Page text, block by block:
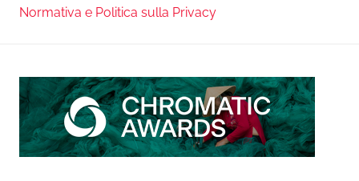
Normativa e Politica sulla Privacy